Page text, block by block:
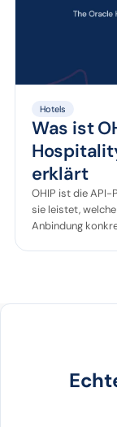
Hotels
Was ist
erklärt
OHIP ist die API-
sie leistet,
Anbindung